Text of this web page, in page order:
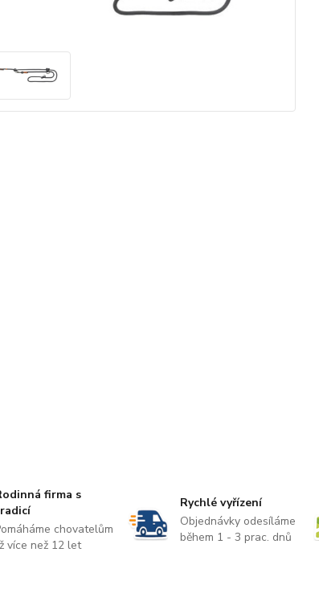
firma s
chovatelům
více než 12 let
Rychlé vyřízení
Objednávky odesíláme
během 1 - 3 prac. dnů